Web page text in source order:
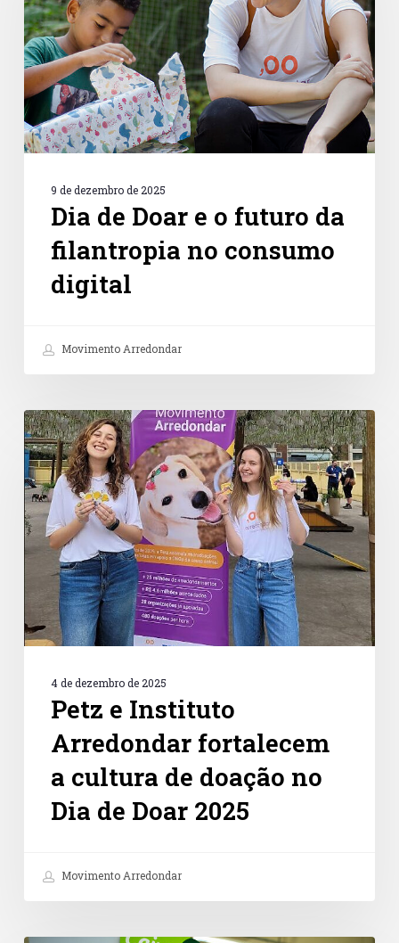
o
futuro
da
filantropia
no
consumo
digital
9 de dezembro de 2025
Dia de Doar e o futuro da
filantropia no consumo
digital
Movimento Arredondar
Petz
e
Instituto
Arredondar
fortalecem
a
cultura
de
doação
no
Dia
de
4 de dezembro de 2025
Petz e Instituto
Arredondar fortalecem
a cultura de doação no
Dia de Doar 2025
Movimento Arredondar